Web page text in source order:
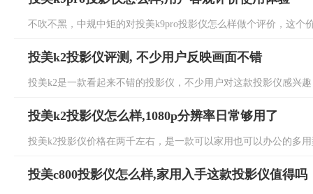
不吹不黑，中规中矩的对投美k9pro投影仪怎么样做个评价，这个
投美k2投影仪评测, 不少用户反映画面不错
投美k2是一款看起来不错的投影仪，不少用户对这款投影仪感兴
投美k2投影仪怎么样,1080p分辨率日常够用了
投美k2投影仪价格在两千左右，是一款可以家用也可以办公的多
投美c800投影仪怎么样,家用入手这款投影仪值得吗